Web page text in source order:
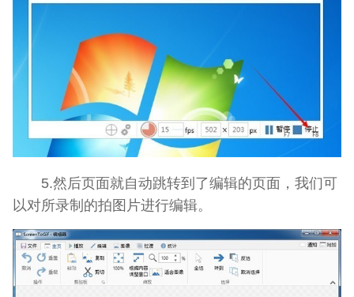
5.然后页面就自动跳转到了编辑的页面，我们可
以对所录制的拍图片进行编辑。